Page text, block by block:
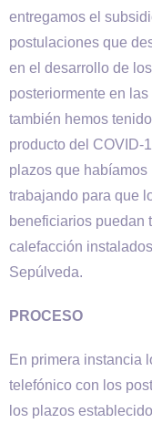
entregamos el
postulaciones que
en el desarrollo de
posteriormente en
también hemos
producto del COVID-
plazos que
trabajando para que
beneficiarios puedan
calefacción
Sepúlveda.
PROCESO
En primera instancia
telefónico con los
los plazos